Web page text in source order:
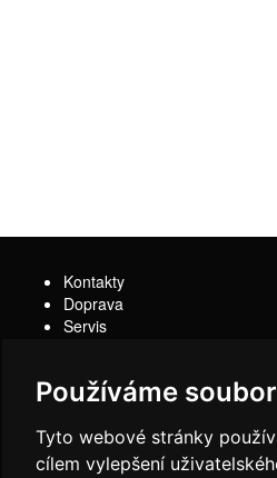
Používáme
Tyto webové stránky
cílem vylepšení
Kontakty
Doprava
Servis